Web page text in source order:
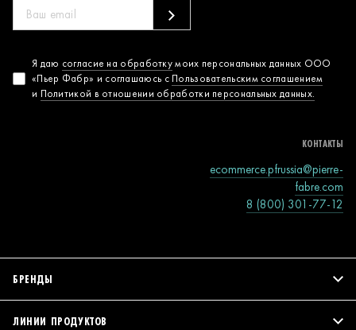
Согласие на
обработку
персональных
Я даю согласие на обработкумоих персональных данных ООО
«Пьер Фабр» и соглашаюсь с Пользовательским соглашением
и Политикой в отношении обработки персональных данных.
КОНТАКТЫ
ecommerce.pfrussia@pierre-
fabre.com
8 (800) 301-77-12
БРЕНДЫ
ЛИНИИ ПРОДУКТОВ